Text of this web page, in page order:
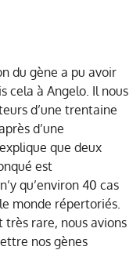
du gène a pu avoir
cela à Angelo. Il nous
d’une trentaine
d’une
que deux
est
qu’environ 40 cas
monde répertoriés.
très rare, nous avions
nos gènes